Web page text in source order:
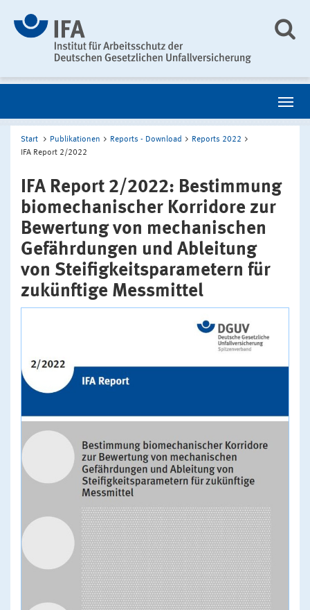
Start Publikationen Reports - Download
Reports 2022
IFA Report 2/2022
IFA Report 2/2022: Bestimmung
biomechanischer Korridore zur
Bewertung von mechanischen
Gefährdungen und Ableitung
von Steifigkeitsparametern für
zukünftige Messmittel